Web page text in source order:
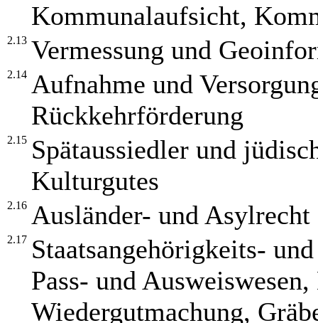
Kommunalaufsicht,
2.13 Vermessung und
2.14 Aufnahme und
Rückkehrförderung
2.15 Spätaussiedler und
Kulturgutes
2.16 Ausländer- und Asylrecht
2.17 Staatsangehörigkeits-
Pass- und
Wiedergutmachung,